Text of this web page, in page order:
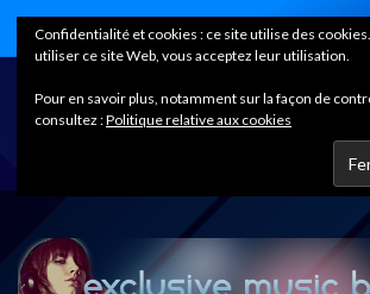
Home
Confidentialité et cookies : ce site utilise des
utiliser ce site Web, vous acceptez leur utilisation.
Pour en savoir plus, notamment sur la façon de
consultez :Politique relative aux cookies